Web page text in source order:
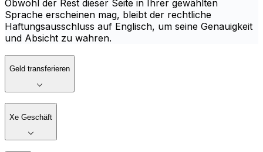
Obwohl der Rest dieser Seite in Ihrer gewählten
Sprache erscheinen mag, bleibt der rechtliche
Haftungsausschluss auf Englisch, um seine Genauigkeit
und Absicht zu wahren.
Geld transferieren
Xe Geschäft